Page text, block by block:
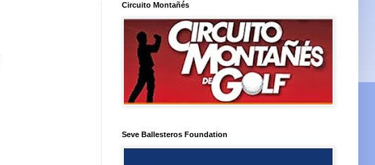
Circuito Montañés
Seve Ballesteros Foundation